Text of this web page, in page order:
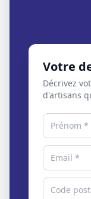
Votre
Décrivez
d'artisans